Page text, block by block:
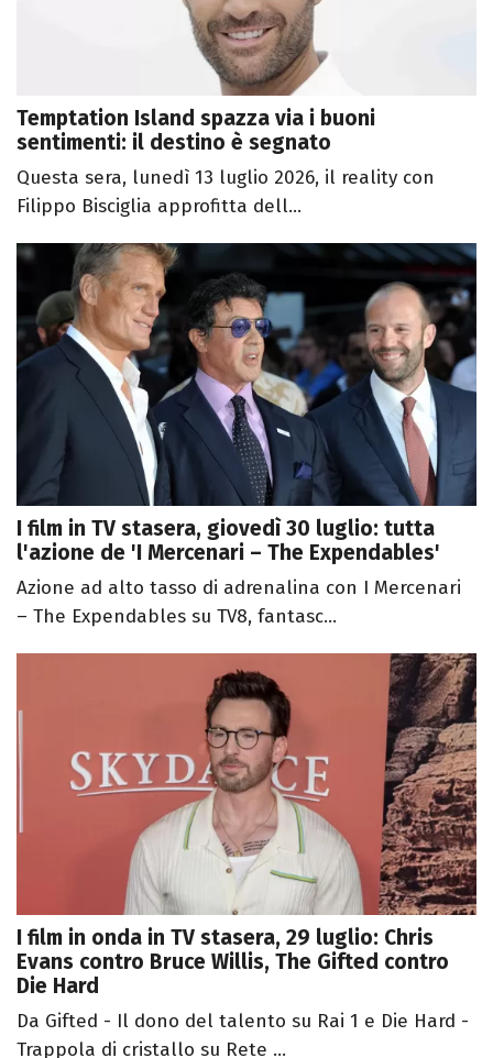
Temptation Island spazza via i buoni
sentimenti: il destino è segnato
Questa sera, lunedì 13 luglio 2026, il reality con
Filippo Bisciglia approfitta dell...
I film in TV stasera, giovedì 30 luglio: tutta
l'azione de 'I Mercenari – The Expendables'
Azione ad alto tasso di adrenalina con I Mercenari
– The Expendables su TV8, fantasc...
I film in onda in TV stasera, 29 luglio: Chris
Evans contro Bruce Willis, The Gifted contro
Die Hard
Da Gifted - Il dono del talento su Rai 1 e Die Hard -
Trappola di cristallo su Rete ...